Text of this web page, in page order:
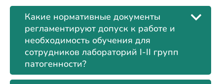
Какие нормативные документы
регламентируют допуск к работе и
необходимость обучения для
сотрудников лабораторий I-II групп
патогенности?